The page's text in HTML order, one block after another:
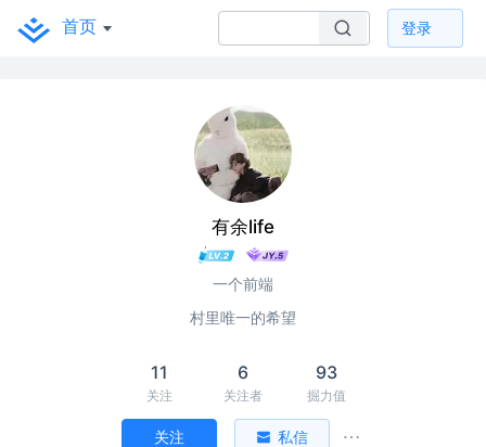
首页 登录
有余life
一个前端
村里唯一的希望
11
关注
6
关注者
93
掘力值
关注 私信